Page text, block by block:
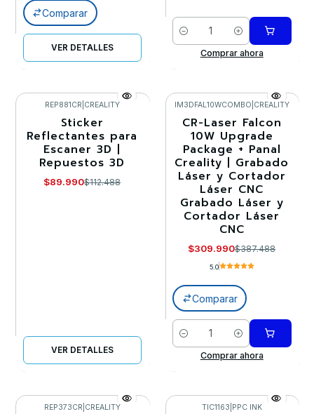
Comparar
VER DETALLES
Cantidad
Comprar ahora
Agotado
REP881CR CREALITY
Sticker
Reflectantes para
Escaner 3D |
Repuestos 3D
$89.990$112.488
VER DETALLES
-20%
IM3DFAL10WCOMBO CREALITY
CR-Laser Falcon
10W Upgrade
Package + Panal
Creality | Grabado
Láser y Cortador
Láser CNC
Grabado Láser y
Cortador Láser
CNC
$309.990$387.488
5.0
Comparar
Cantidad
Comprar ahora
REP373CR CREALITY TIC1163 PPC INK